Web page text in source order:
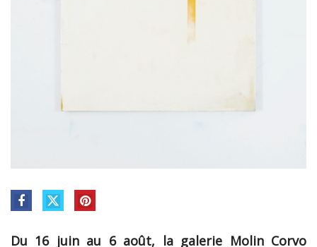
Du 16 juin au 6 août, la galerie Molin Corvo